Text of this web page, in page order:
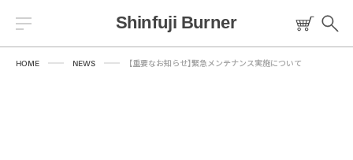
HOME NEWS 【重要なお知らせ】緊急メンテナンス実施について